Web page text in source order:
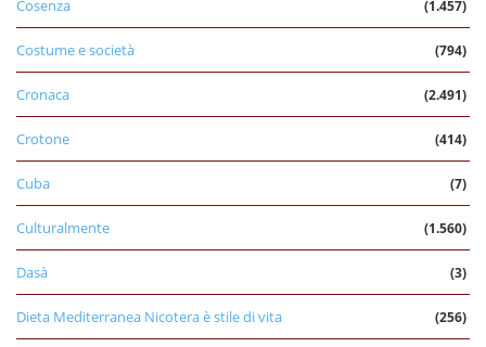
Cosenza (1.457)
Costume e società (794)
Cronaca (2.491)
Crotone (414)
Cuba (7)
Culturalmente (1.560)
Dasà (3)
Dieta Mediterranea Nicotera è stile di vita (256)